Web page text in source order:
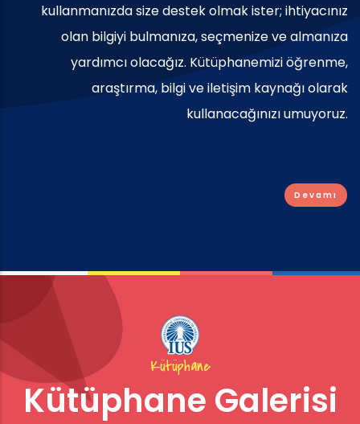
kullanmanızda size destek olmak ister; ihtiyacınız
olan bilgiyi bulmanıza, seçmenize ve almanıza
yardımcı olacağız. Kütüphanemizi öğrenme,
araştırma, bilgi ve iletişim kaynağı olarak
kullanacağınızı umuyoruz.
Devamı
Kütüphane
Kütüphane Galerisi